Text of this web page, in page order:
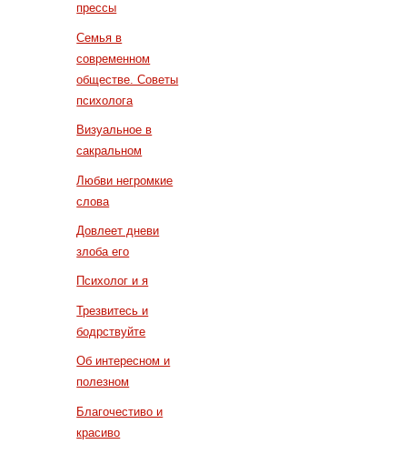
прессы
Семья в
современном
обществе. Советы
психолога
Визуальное в
сакральном
Любви негромкие
слова
Довлеет дневи
злоба его
Психолог и я
Трезвитесь и
бодрствуйте
Об интересном и
полезном
Благочестиво и
красиво